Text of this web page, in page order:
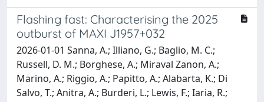
Flashing fast: Characterising the 2025
outburst of MAXI J1957+032
2026-01-01 Sanna, A.; Illiano, G.; Baglio, M. C.;
Russell, D. M.; Borghese, A.; Miraval Zanon, A.;
Marino, A.; Riggio, A.; Papitto, A.; Alabarta, K.; Di
Salvo, T.; Anitra, A.; Burderi, L.; Lewis, F.; Iaria, R.;